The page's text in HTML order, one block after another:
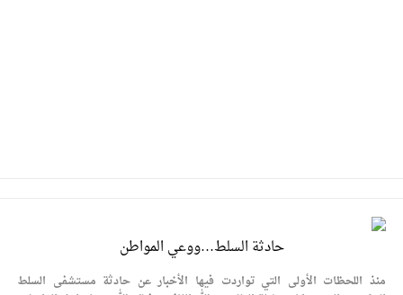
حادثة السلط…ووعي المواطن
منذ اللحظات الأولى التي تواردت فيها الأخبار عن حادثة مستشفى السلط